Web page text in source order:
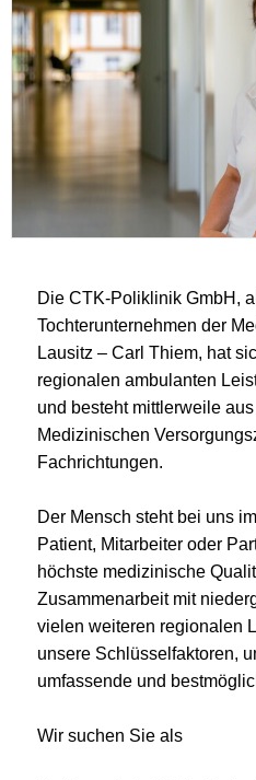
Die CTK-Poliklinik GmbH,
Tochterunternehmen der
Lausitz – Carl Thiem, hat
regionalen ambulanten
und besteht mittlerweile
Medizinischen
Fachrichtungen.
Der Mensch steht bei uns
Patient, Mitarbeiter oder
höchste medizinische
Zusammenarbeit mit
vielen weiteren regionalen
unsere Schlüsselfaktoren,
umfassende und
Wir suchen Sie als